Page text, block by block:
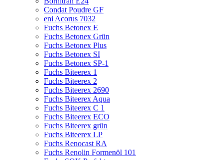
Condat Poudre GF
eni Acorus 7032
Fuchs Betonex E
Fuchs Betonex Grün
Fuchs Betonex Plus
Fuchs Betonex SI
Fuchs Betonex SP-1
Fuchs Biteerex 1
Fuchs Biteerex 2
Fuchs Biteerex 2690
Fuchs Biteerex Aqua
Fuchs Biteerex C 1
Fuchs Biteerex ECO
Fuchs Biteerex grün
Fuchs Biteerex LP
Fuchs Renocast RA
Fuchs Renolin Formenöl 101